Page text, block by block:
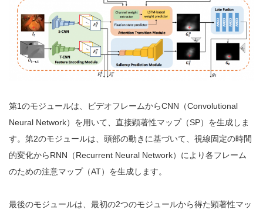
第1のモジュールは、ビデオフレームからCNN（Convolutional
Neural Network）を用いて、直接顕著性マップ（SP）を生成しま
す。第2のモジュールは、頭部の動きに基づいて、視線固定の時間
的変化からRNN（Recurrent Neural Network）により各フレーム
のための注意マップ（AT）を生成します。
最後のモジュールは、最初の2つのモジュールから得た顕著性マッ